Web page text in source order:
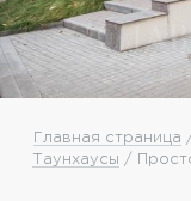
Главная страница
Таунхаусы /